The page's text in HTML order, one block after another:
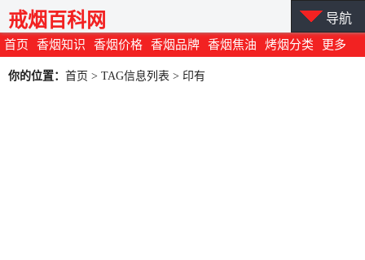
首页 香烟知识 香烟价格 香烟品牌 香烟焦油 烤烟分类 更多
戒烟百科网 导航
你的位置： 首页 > TAG信息列表 > 印有